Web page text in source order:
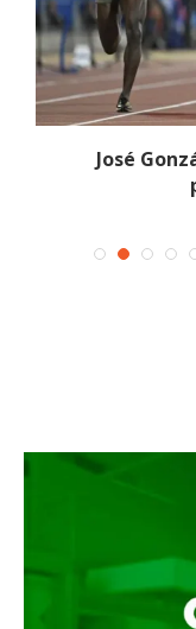
José